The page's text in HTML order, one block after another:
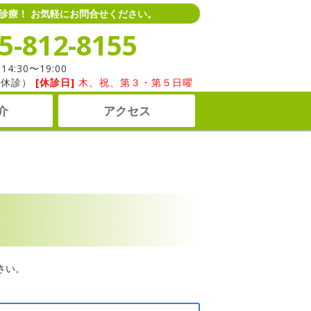
療！ お気軽にお問合せください。
812-8155
〜19:00
診） [休診日] 木、祝、第３・第５日曜
アクセス
。